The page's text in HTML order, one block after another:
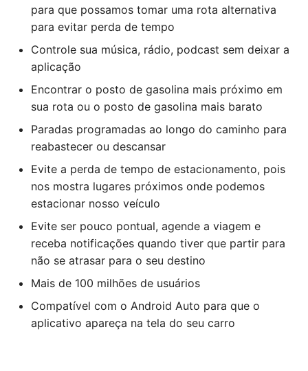
para que possamos tomar uma rota alternativa
para evitar perda de tempo
Controle sua música, rádio, podcast sem deixar a
aplicação
Encontrar o posto de gasolina mais próximo em
sua rota ou o posto de gasolina mais barato
Paradas programadas ao longo do caminho para
reabastecer ou descansar
Evite a perda de tempo de estacionamento, pois
nos mostra lugares próximos onde podemos
estacionar nosso veículo
Evite ser pouco pontual, agende a viagem e
receba notificações quando tiver que partir para
não se atrasar para o seu destino
Mais de 100 milhões de usuários
Compatível com o Android Auto para que o
aplicativo apareça na tela do seu carro